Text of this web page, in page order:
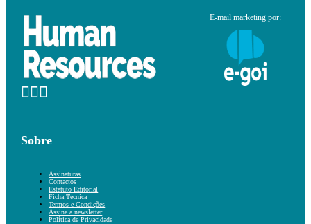
E-mail marketing por:
Sobre
Assinaturas
Contactos
Estatuto Editorial
Ficha Técnica
Termos e Condições
Assine a newsletter
Política de Privacidade